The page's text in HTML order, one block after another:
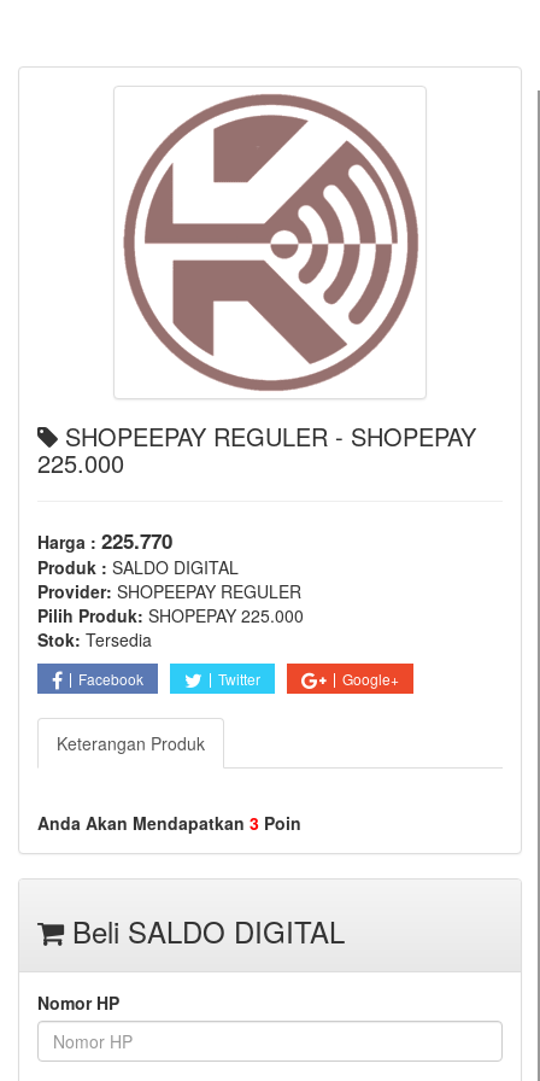
SHOPEEPAY REGULER - SHOPEPAY
225.000
Harga : 225.770
Produk : SALDO DIGITAL
Provider: SHOPEEPAY REGULER
Pilih Produk: SHOPEPAY 225.000
Stok: Tersedia
Facebook Twitter Google+
Keterangan Produk
Anda Akan Mendapatkan 3 Poin
Beli SALDO DIGITAL
Nomor HP